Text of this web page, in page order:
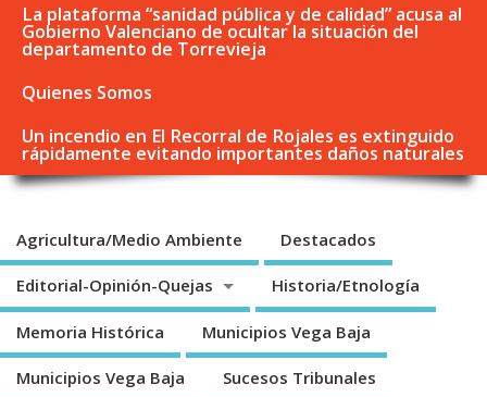
La plataforma “sanidad pública y de calidad” acusa al
Gobierno Valenciano de ocultar la situación del
departamento de Torrevieja
Quienes Somos
Un incendio en El Recorral de Rojales es extinguido
rápidamente evitando importantes daños naturales
Agricultura/Medio Ambiente Destacados
Editorial-Opinión-Quejas Historia/Etnología
Memoria Histórica Municipios Vega Baja
Municipios Vega Baja Sucesos Tribunales